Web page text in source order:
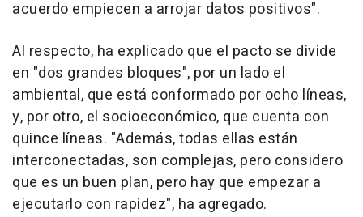
acuerdo empiecen a arrojar datos positivos".
Al respecto, ha explicado que el pacto se divide
en "dos grandes bloques", por un lado el
ambiental, que está conformado por ocho líneas,
y, por otro, el socioeconómico, que cuenta con
quince líneas. "Además, todas ellas están
interconectadas, son complejas, pero considero
que es un buen plan, pero hay que empezar a
ejecutarlo con rapidez", ha agregado.